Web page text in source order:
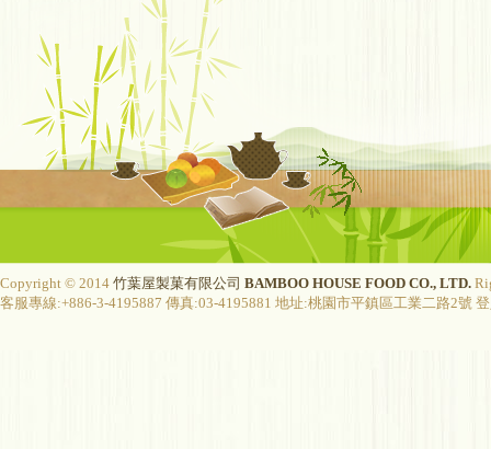
Copyright © 2014 竹葉屋製菓有限公司 BAMBOO HOUSE FOOD CO., LTD.
客服專線:+886-3-4195887 傳真:03-4195881 地址:桃園市平鎮區工業二路2號